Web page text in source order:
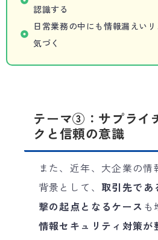
認識する
日常業務の中にも情報漏えい
気づく
テーマ③：サプライ
クと信頼の意識
また、近年、大企業の情
背景として、 取引先であ
撃の起点となるケース も
情報セキュリティ対策が